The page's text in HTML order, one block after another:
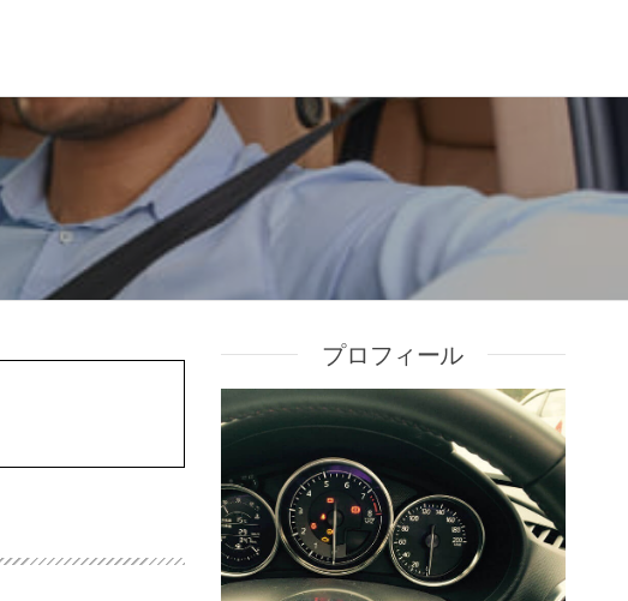
プロフィール